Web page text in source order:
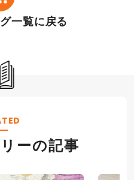
一覧に戻る
ーの記事